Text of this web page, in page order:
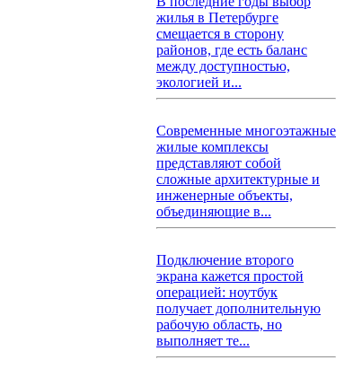
жилья в Петербурге
смещается в сторону
районов, где есть баланс
между доступностью,
экологией и...
Современные многоэтажные
жилые комплексы
представляют собой
сложные архитектурные и
инженерные объекты,
объединяющие в...
Подключение второго
экрана кажется простой
операцией: ноутбук
получает дополнительную
рабочую область, но
выполняет те...